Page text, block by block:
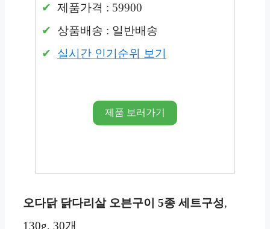
제품가격 : 59900
상품배송 : 일반배송
실시간 인기순위 보기
제품 보러가기
오다닭 닭다리살 오븐구이 5종 세트구성,
130g, 30개